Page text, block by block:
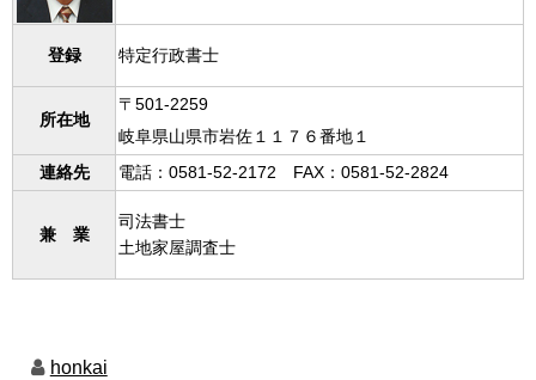
登録 特定行政書士
所在地
〒501-2259
岐阜県山県市岩佐１１７６番地１
連絡先
電話：0581-52-2172 FAX：0581-52-2824
兼 業
司法書士
土地家屋調査士
honkai